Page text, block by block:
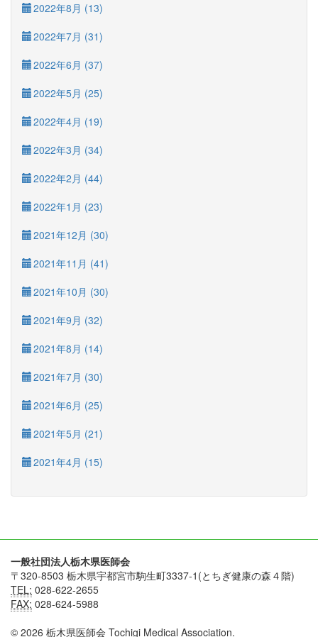
2022年8月 (13)
2022年7月 (31)
2022年6月 (37)
2022年5月 (25)
2022年4月 (19)
2022年3月 (34)
2022年2月 (44)
2022年1月 (23)
2021年12月 (30)
2021年11月 (41)
2021年10月 (30)
2021年9月 (32)
2021年8月 (14)
2021年7月 (30)
2021年6月 (25)
2021年5月 (21)
2021年4月 (15)
一般社団法人栃木県医師会
〒320-8503 栃木県宇都宮市駒生町3337-1(とちぎ健康の森４階)
TEL: 028-622-2655
FAX: 028-624-5988
© 2026 栃木県医師会 Tochigi Medical Association.